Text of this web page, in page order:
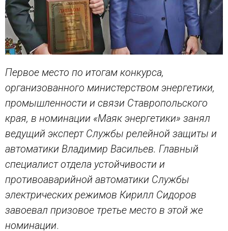
Первое место по итогам конкурса,
организованного министерством энергетики,
промышленности и связи Ставропольского
края, в номинации «Маяк энергетики» занял
ведущий эксперт Службы релейной защиты и
автоматики Владимир Васильев. Главный
специалист отдела устойчивости и
противоаварийной автоматики Службы
электрических режимов Кирилл Сидоров
завоевал призовое третье место в этой же
номинации.